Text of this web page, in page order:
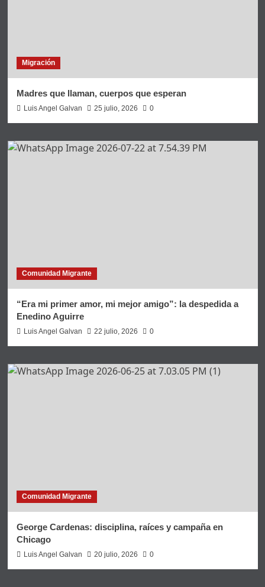
Migración
Madres que llaman, cuerpos que esperan
Luis Angel Galvan 25 julio, 2026 0
Comunidad Migrante
“Era mi primer amor, mi mejor amigo”: la despedida a
Enedino Aguirre
Luis Angel Galvan 22 julio, 2026 0
Comunidad Migrante
George Cardenas: disciplina, raíces y campaña en
Chicago
Luis Angel Galvan 20 julio, 2026 0